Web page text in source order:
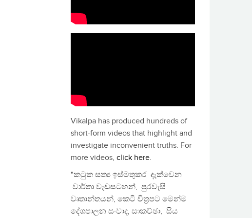
Vikalpa has produced hundreds of
short-form videos that highlight and
investigate inconvenient truths. For
more videos, click here.
"කටුක සත්‍ය ඉස්මතුකර දැක්වෙන
වාර්තා වැඩසටහන්, පුරවැසි
වෘතාන්තයන්, කෙටි චිත්‍රපට මෙන්ම
දේශපාලන සංවාද, සාකච්ඡා, සිය